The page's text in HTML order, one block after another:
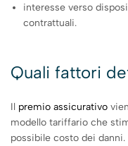
interesse verso
contrattuali.
Quali fattori
Il premio assicurativo
modello tariffario che
possibile costo dei